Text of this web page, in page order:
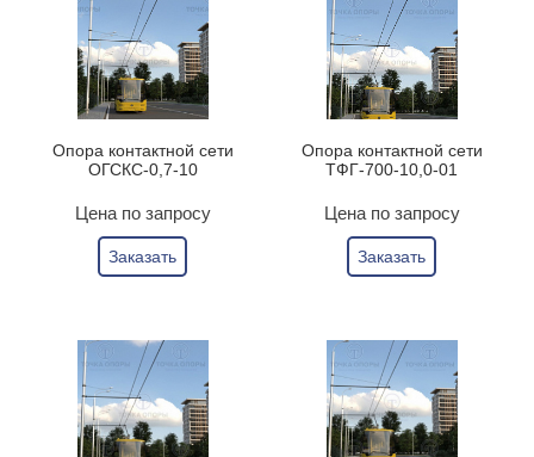
Опора контактной сети
ОГСКС-0,7-10
Цена по запросу
Заказать
Опора контактной сети
ТФГ-700-10,0-01
Цена по запросу
Заказать